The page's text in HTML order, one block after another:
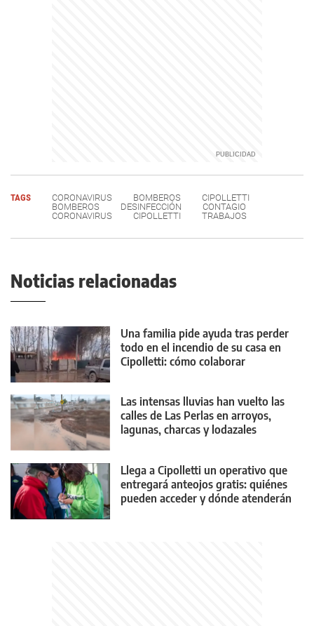
TAGS CORONAVIRUS BOMBEROS
CIPOLLETTI
BOMBEROS
DESINFECCIÓN
CONTAGIO
CORONAVIRUS
CIPOLLETTI TRABAJOS
Noticias relacionadas
Una familia pide ayuda tras perder
todo en el incendio de su casa en
Cipolletti: cómo colaborar
Las intensas lluvias han vuelto las
calles de Las Perlas en arroyos,
lagunas, charcas y lodazales
Llega a Cipolletti un operativo que
entregará anteojos gratis: quiénes
pueden acceder y dónde atenderán